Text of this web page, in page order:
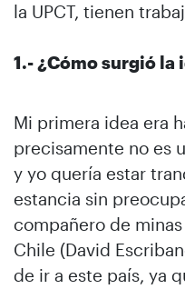
la UPCT, tienen
1.- ¿Cómo surgió la
Mi primera idea era
precisamente no es
y yo quería estar
estancia sin
compañero de
Chile (David
de ir a este país, ya